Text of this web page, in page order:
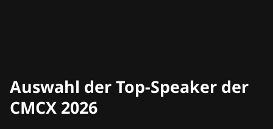
Auswahl der Top-Speaker der
CMCX 2026